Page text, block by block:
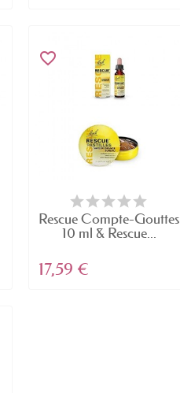
favorite_border
Rescue Compte-Gouttes
10 ml & Rescue...
17,59 €